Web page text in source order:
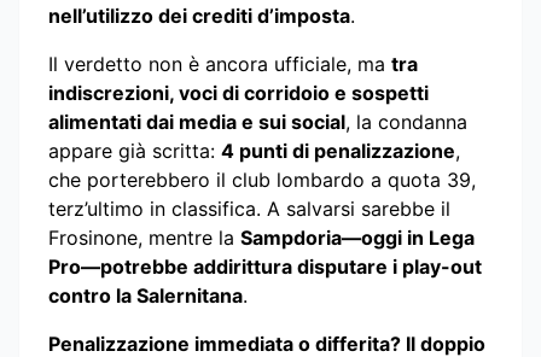
nell’utilizzo dei crediti d’imposta.
Il verdetto non è ancora ufficiale, ma tra
indiscrezioni, voci di corridoio e sospetti
alimentati dai media e sui social, la condanna
appare già scritta: 4 punti di penalizzazione,
che porterebbero il club lombardo a quota 39,
terz’ultimo in classifica. A salvarsi sarebbe il
Frosinone, mentre la Sampdoria—oggi in Lega
Pro—potrebbe addirittura disputare i play-out
contro la Salernitana.
Penalizzazione immediata o differita? Il doppio